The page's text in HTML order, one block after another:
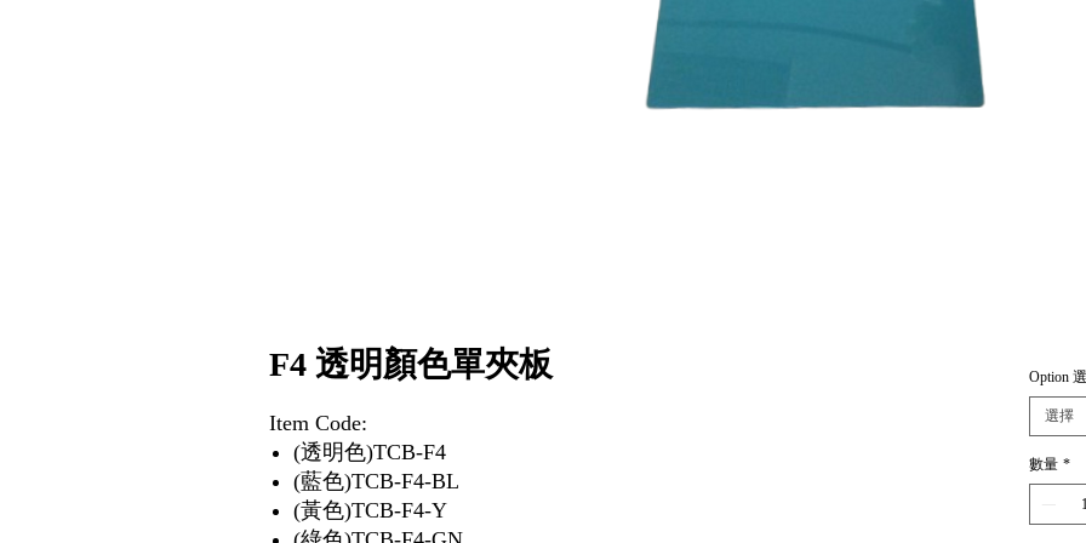
F4 透明顏色單夾板
Item Code:
(透明色)TCB-F4
(藍色)TCB-F4-BL
(黃色)TCB-F4-Y
Option
選擇
數量 *